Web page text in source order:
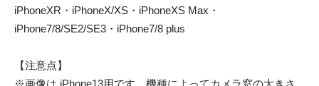
iPhoneXR・iPhoneX/XS・iPhoneXS Max・
iPhone7/8/SE2/SE3・iPhone7/8 plus
【注意点】
※画像は iPhone13用です。機種によってカメラ窓の大きさ